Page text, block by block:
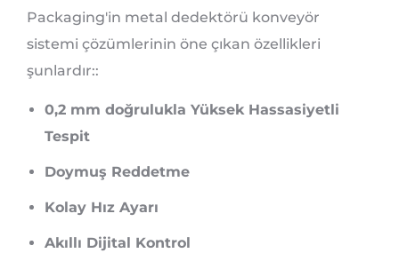
Packaging'in metal dedektörü konveyör
sistemi çözümlerinin öne çıkan özellikleri
şunlardır::
0,2 mm doğrulukla Yüksek Hassasiyetli
Tespit
Doymuş Reddetme
Kolay Hız Ayarı
Akıllı Dijital Kontrol